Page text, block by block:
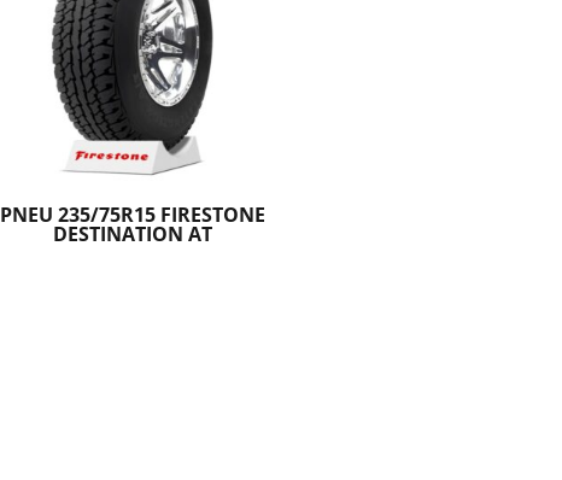
PNEU 235/75R15 FIRESTONE
DESTINATION AT